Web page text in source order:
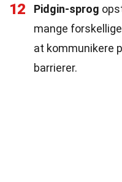
12 Pidgin-sprog
mange
at kommunikere
barrierer.